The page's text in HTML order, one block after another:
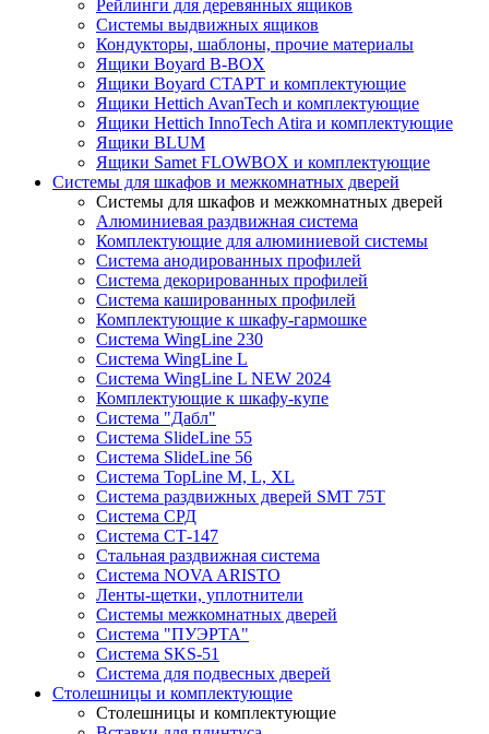
Рейлинги для деревянных ящиков
Системы выдвижных ящиков
Кондукторы, шаблоны, прочие материалы
Ящики Boyard B-BOX
Ящики Boyard СТАРТ и комплектующие
Ящики Hettich AvanTech и комплектующие
Ящики Hettich InnoTech Atira и комплектующие
Ящики BLUM
Ящики Samet FLOWBOX и комплектующие
Системы для шкафов и межкомнатных дверей
Системы для шкафов и межкомнатных дверей
Алюминиевая раздвижная система
Комплектующие для алюминиевой системы
Система анодированных профилей
Система декорированных профилей
Система кашированных профилей
Комплектующие к шкафу-гармошке
Система WingLine 230
Система WingLine L
Система WingLine L NEW 2024
Комплектующие к шкафу-купе
Система "Дабл"
Система SlideLine 55
Система SlideLine 56
Система TopLine M, L, XL
Система раздвижных дверей SMT 75T
Система СРД
Система СТ-147
Стальная раздвижная система
Система NOVA ARISTO
Ленты-щетки, уплотнители
Системы межкомнатных дверей
Система "ПУЭРТА"
Система SKS-51
Система для подвесных дверей
Столешницы и комплектующие
Столешницы и комплектующие